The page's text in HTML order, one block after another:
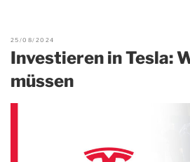
25/08/2024
Investieren in Tesla:
müssen